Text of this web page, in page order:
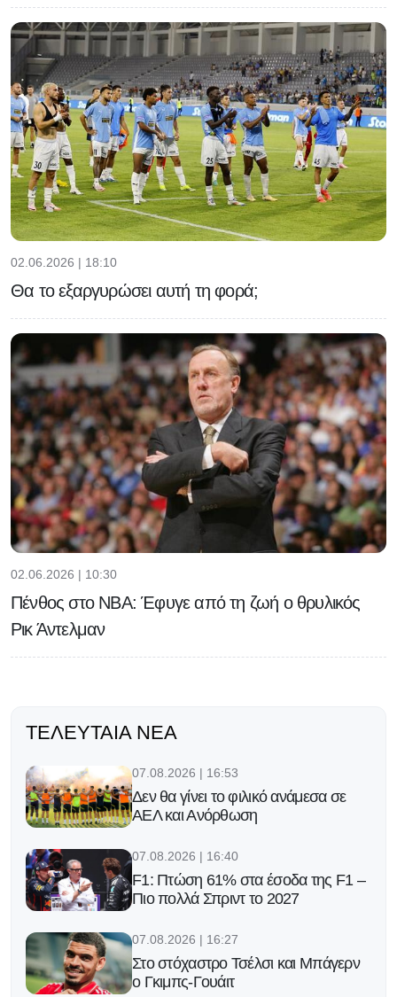
02.06.2026 | 18:10
Θα το εξαργυρώσει αυτή τη φορά;
02.06.2026 | 10:30
Πένθος στο NBA: Έφυγε από τη ζωή ο θρυλικός
Ρικ Άντελμαν
ΤΕΛΕΥΤΑΊΑ ΝΈΑ
07.08.2026 | 16:53
Δεν θα γίνει το φιλικό ανάμεσα σε
ΑΕΛ και Ανόρθωση
07.08.2026 | 16:40
F1: Πτώση 61% στα έσοδα της F1 –
Πιο πολλά Σπριντ το 2027
07.08.2026 | 16:27
Στο στόχαστρο Τσέλσι και Μπάγερν
ο Γκιμπς-Γουάιτ